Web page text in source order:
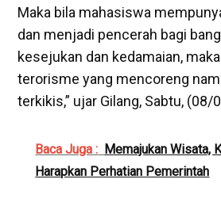
Maka bila mahasiswa
dan menjadi pencerah bagi
kesejukan dan kedamaian,
terorisme yang mencoreng
terkikis,” ujar Gilang, Sabtu, (08/
Baca Juga : Memajukan Wisata,
Harapkan Perhatian Pemerintah